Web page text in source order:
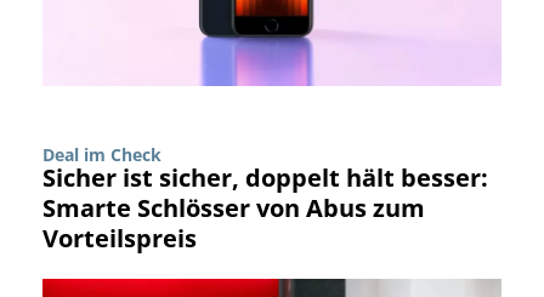
Deal im Check
Sicher ist sicher, doppelt hält besser:
Smarte Schlösser von Abus zum
Vorteilspreis